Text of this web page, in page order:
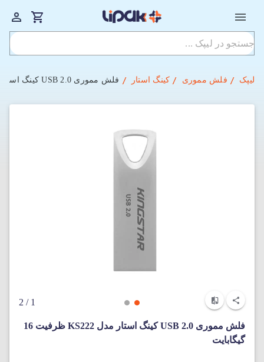
لیپک فلش مموری کینگ استار فلش مموری USB 2.0 کینگ استار مدل KS222 ظرفیت 16 گیگابایت
1
/ 2
فلش مموری USB 2.0 کینگ استار مدل KS222 ظرفیت 16
گیگابایت